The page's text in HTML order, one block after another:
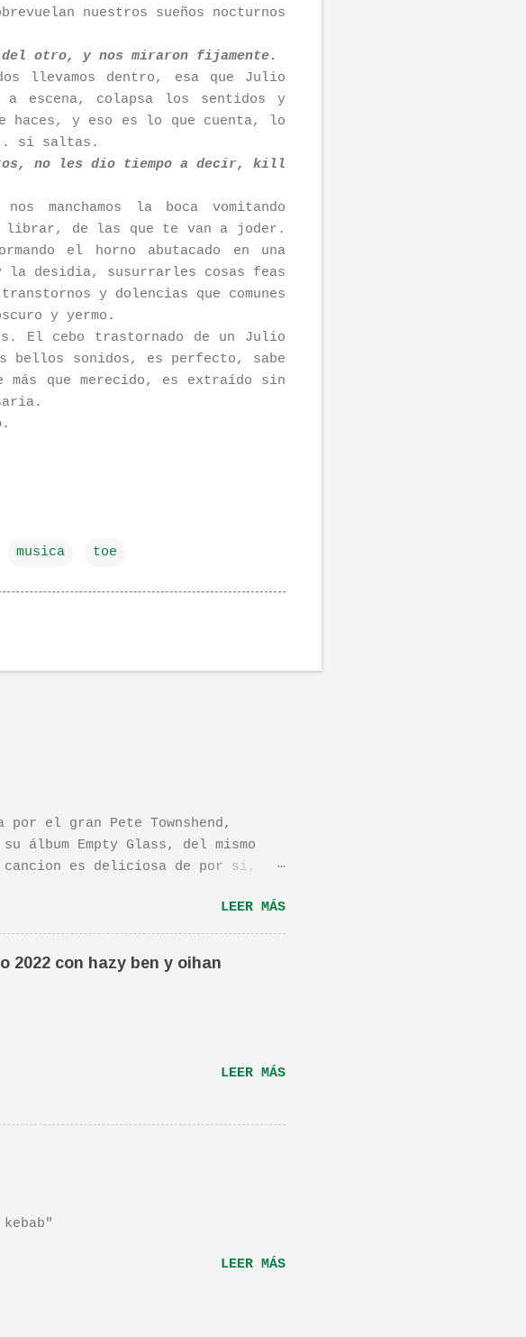
nuestros sueños nocturnos
otro, y nos miraron fijamente.
llevamos dentro, esa que Julio
escena, colapsa los sentidos y
haces, y eso es lo que cuenta, lo
si saltas.
no les dio tiempo a decir, kill
manchamos la boca vomitando
librar, de las que te van a joder.
el horno abutacado en una
la desidia, susurrarles cosas feas
y dolencias que comunes
y yermo.
El cebo trastornado de un Julio
bellos sonidos, es perfecto, sabe
que merecido, es extraído sin
.
musica toe
el gran Pete Townshend,
álbum Empty Glass, del mismo
es deliciosa de por si, de
película llamada "Dan in
posts.Yo también os la recomiendo.
esta canción.De hecho
, incluye una magnifica Per-
Y LA TENDRÁS...
LEER MÁS
2022 con hazy ben y oihan
LEER MÁS
LEER MÁS